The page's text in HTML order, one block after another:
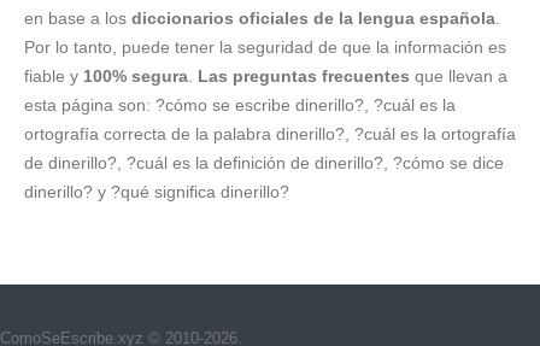
en base a los diccionarios oficiales de la lengua española
Por lo tanto, puede tener la seguridad de que la información es
fiable y 100% segura Las preguntas frecuentes que llevan a
esta página son: ?cómo se escribe dinerillo?, ?cuál es la
ortografía correcta de la palabra dinerillo?, ?cuál es la ortografía
de dinerillo?, ?cuál es la definición de dinerillo?, ?cómo se dice
dinerillo? y ?qué significa dinerillo?
ComoSeEscribe.xyz © 2010-2026.